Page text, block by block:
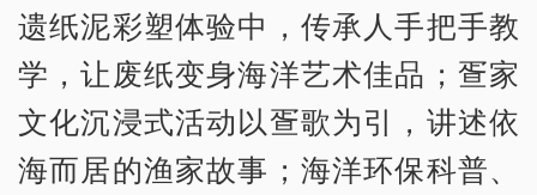
遗纸泥彩塑体验中，传承人手把手教
学，让废纸变身海洋艺术佳品；疍家
文化沉浸式活动以疍歌为引，讲述依
海而居的渔家故事；海洋环保科普、